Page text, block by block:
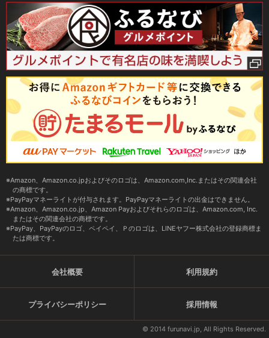
Amazon、Amazon.co.jpおよびそのロゴは、Amazon.com,Inc.またはその関連会社
の商標です。
PayPayマネーライトが付与されます。PayPayマネーライトの出金はできません。
Amazon、Amazon.co.jp、Amazon Payおよびそれらのロゴは、Amazon.com, Inc.
またはその関連会社の商標です。
PayPay、PayPayのロゴ、ペイペイ、Ｐのロゴは、LINEヤフー株式会社の登録商標ま
たは商標です。
会社概要 利用規約
プライバシーポリシー 採用情報
© 2014 furunavi.jp, All Rights Reserved.